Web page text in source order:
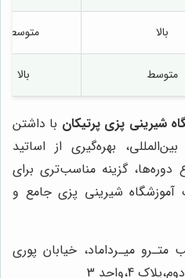
بالا متوسط
متوسط بالا
شیرینی پزی پرتیکان با داشتن
بهره‌گیری از اساتید
گزینه مناسب‌تری برای
شیرینی پزی جامع و
متـرو میـرداماد، خیابان پوری
4،واحد 3